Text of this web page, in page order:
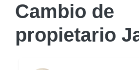
Cambio de
propietario